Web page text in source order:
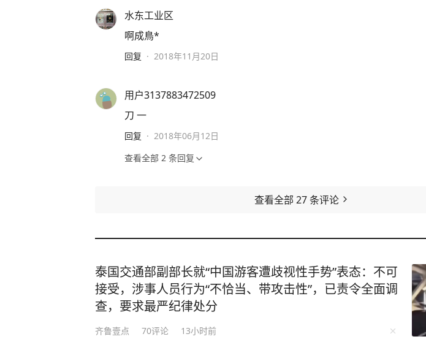
水东工业区
啊成鳥*
回复 · 2018年11月20日
用户3137883472509
刀 一
回复 · 2018年06月12日
查看全部 2 条回复
查看全部 27条评论
泰国交通部副部长就“中国游客遭歧视性手势”表态：不可
接受，涉事人员行为“不恰当、带攻击性”，已责令全面调
查，要求最严纪律处分
齐鲁壹点 70评论 13小时前